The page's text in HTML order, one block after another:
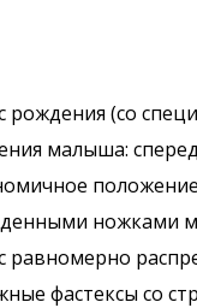
(со
малыша:
ножками
фастексы со